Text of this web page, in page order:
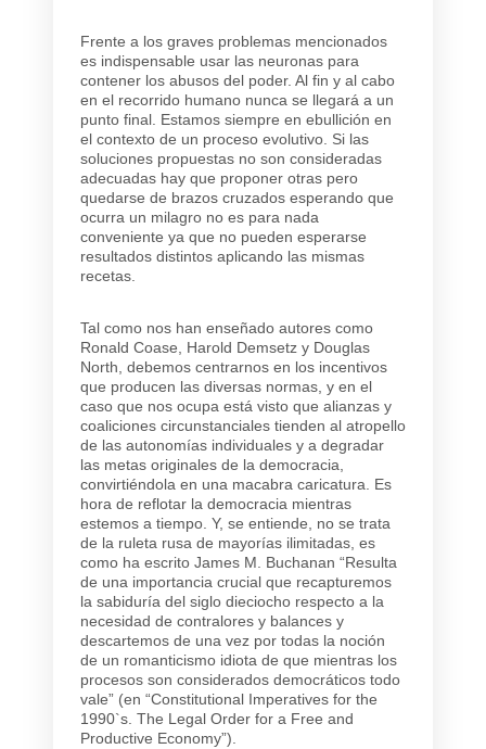
Frente a los graves problemas mencionados
es indispensable usar las neuronas para
contener los abusos del poder. Al fin y al cabo
en el recorrido humano nunca se llegará a un
punto final. Estamos siempre en ebullición en
el contexto de un proceso evolutivo. Si las
soluciones propuestas no son consideradas
adecuadas hay que proponer otras pero
quedarse de brazos cruzados esperando que
ocurra un milagro no es para nada
conveniente ya que no pueden esperarse
resultados distintos aplicando las mismas
recetas.
Tal como nos han enseñado autores como
Ronald Coase, Harold Demsetz y Douglas
North, debemos centrarnos en los incentivos
que producen las diversas normas, y en el
caso que nos ocupa está visto que alianzas y
coaliciones circunstanciales tienden al atropello
de las autonomías individuales y a degradar
las metas originales de la democracia,
convirtiéndola en una macabra caricatura. Es
hora de reflotar la democracia mientras
estemos a tiempo. Y, se entiende, no se trata
de la ruleta rusa de mayorías ilimitadas, es
como ha escrito James M. Buchanan “Resulta
de una importancia crucial que recapturemos
la sabiduría del siglo dieciocho respecto a la
necesidad de contralores y balances y
descartemos de una vez por todas la noción
de un romanticismo idiota de que mientras los
procesos son considerados democráticos todo
vale” (en “Constitutional Imperatives for the
1990`s. The Legal Order for a Free and
Productive Economy”).